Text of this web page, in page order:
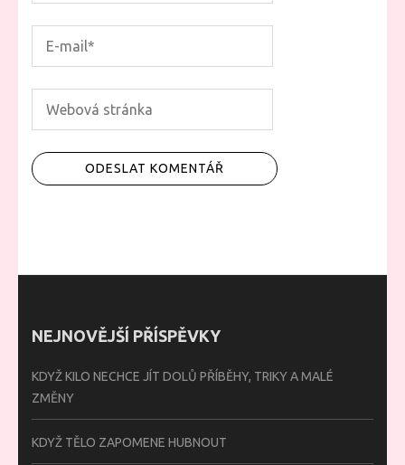
NEJNOVĚJŠÍ PŘÍSPĚVKY
KDYŽ KILO NECHCE JÍT DOLŮ PŘÍBĚHY, TRIKY A MALÉ
ZMĚNY
KDYŽ TĚLO ZAPOMENE HUBNOUT